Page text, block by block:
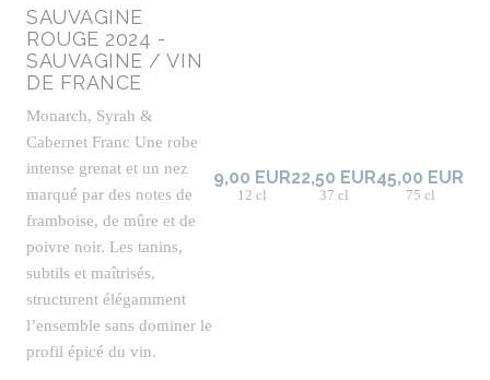
SAUVAGINE
ROUGE 2024 -
SAUVAGINE / VIN
DE FRANCE
Monarch, Syrah &
Cabernet Franc Une robe
intense grenat et un nez
marqué par des notes de
framboise, de mûre et de
poivre noir. Les tanins,
subtils et maîtrisés,
structurent élégamment
l’ensemble sans dominer le
profil épicé du vin.
9,00 EUR
12 cl
22,50 EUR
37 cl
45,00 EUR
75 cl